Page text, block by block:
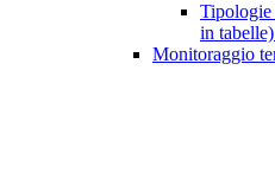
Tipologie
in tabelle)
Monitoraggio